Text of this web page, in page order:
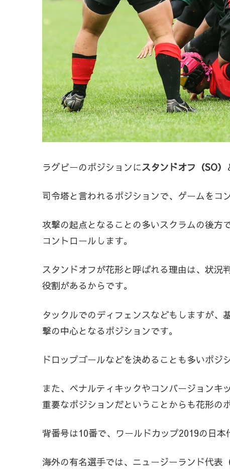
ラグビーのポジションにスタンドオフ（SO）
司令塔と言われるポジションで、ゲームをコ
攻撃の起点となることの多いスクラムの後方
コントロールします。
スタンドオフが花形と呼ばれる理由は、状況
役割があるからです。
タックルでのディフェンスなどもしますが
撃の中心となるポジションです。
ドロップゴールなどを決めることも多いポジ
また、ペナルティキックやコンバージョンキ
重要なポジションだということからも花形の
背番号は10番で、ワールドカップ2019の日本
海外の有名選手では、ニュージーランド代表